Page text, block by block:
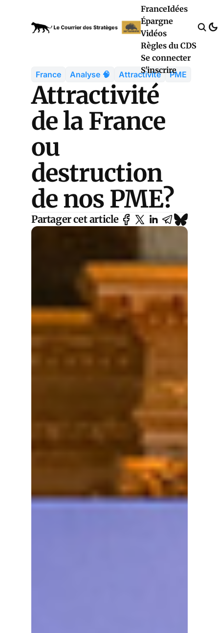
FranceIdées
Épargne
Vidéos
Règles du CDS
Se connecter
S'inscrire
France Analyse 🧠 Attractivité PME
Attractivité
de la France
ou
destruction
de nos PME?
Partager cet article